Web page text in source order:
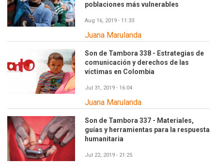
poblaciones más vulnerables
Aug 16, 2019 - 11:33
Juana Marulanda
Son de Tambora 338 - Estrategias de
comunicación y derechos de las
víctimas en Colombia
Jul 31, 2019 - 16:04
Juana Marulanda
Son de Tambora 337 - Materiales,
guías y herramientas para la respuesta
humanitaria
Jul 22, 2019 - 21:25